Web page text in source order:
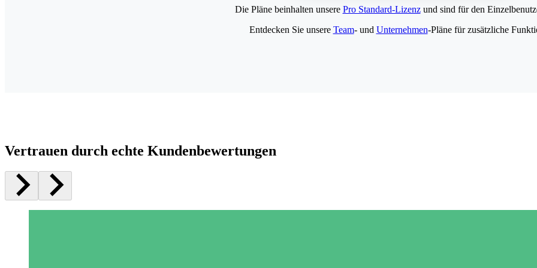
Die Pläne beinhalten unsere Pro Standard-Lizenzund sind für den
Entdecken Sie unsere Team- und Unternehmen-Pläne für zusätzliche
Vertrauen durch echte Kundenbewertungen